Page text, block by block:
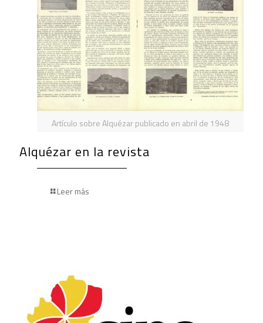
Artículo sobre Alquézar publicado en abril de 1948
Alquézar en la revista
Leer más